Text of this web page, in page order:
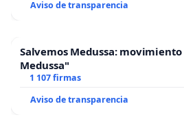
Aviso de transparencia
Salvemos Medussa:
Medussa"
1 107 firmas
Aviso de transparencia